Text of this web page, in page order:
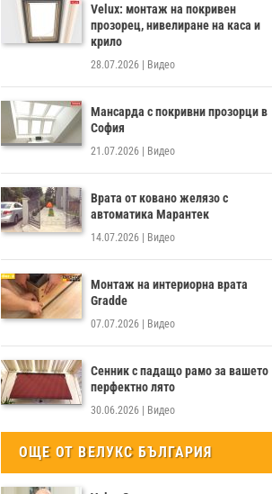
Velux: монтаж на покривен
прозорец, нивелиране на каса и
крило
28.07.2026 Видео
Мансарда с покривни прозорци в
София
21.07.2026 Видео
Врата от ковано желязо с
автоматика Марантек
14.07.2026 Видео
Монтаж на интериорна врата
Gradde
07.07.2026 Видео
Сенник с падащо рамо за вашето
перфектно лято
30.06.2026 Видео
ОЩЕ ОТ ВЕЛУКС БЪЛГАРИЯ